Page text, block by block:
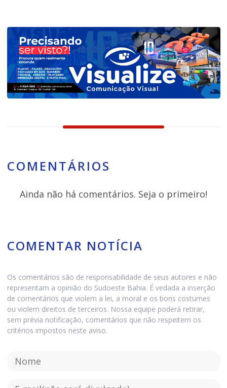
COMENTÁRIOS
Ainda não há comentários. Seja o primeiro!
COMENTAR NOTÍCIA
Os comentários são de responsabilidade de seus autores e não
representam a opinião do Sudoeste Bahia. É vedada a inserção
de comentários que violem a lei, a moral e os bons costumes
ou violem direitos de terceiros. Nossa equipe poderá retirar,
sem prévia notificação, comentários que não respeitem os
critérios impostos neste aviso.